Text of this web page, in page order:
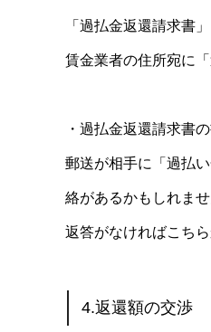
「過払金返還請求書
賃金業者の住所宛に
・過払金返還請求書
郵送が相手に「過払
絡があるかもしれま
返答がなければこち
4.返還額の交渉